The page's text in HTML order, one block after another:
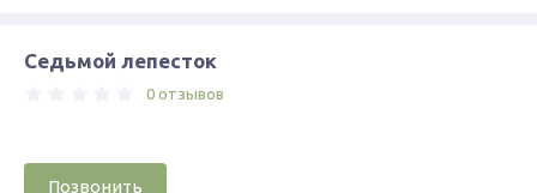
Седьмой лепесток
0 отзывов
Позвонить